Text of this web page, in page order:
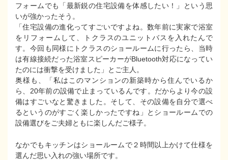
フォームでも「最新鋭の住宅設備を体感したい！」という思
いが強かったそう。
「住宅設備の進化ってすごいですよね。数年前に実家で浴室
をリフォームして、トクラスのユニットバスを入れたんで
す。今回も同様にトクラスのショールームに行ったら、当時
は有線接続だった浴室スピーカーがBluetooth対応になってい
たのには衝撃を受けました」とご主人。
奥様も、「私はこのマンションの新築時から住んでいるか
ら、20年前の設備で止まっているんです。だからより今の設
備はすごいなと驚きました。そして、その設備を自分で選べ
るというのがすごく楽しかったですね」とショールームでの
設備選びをご夫婦ともに楽しんだご様子。
なかでもキッチンはショールームで２時間以上かけて仕様を
選んだ思い入れの強い場所です。